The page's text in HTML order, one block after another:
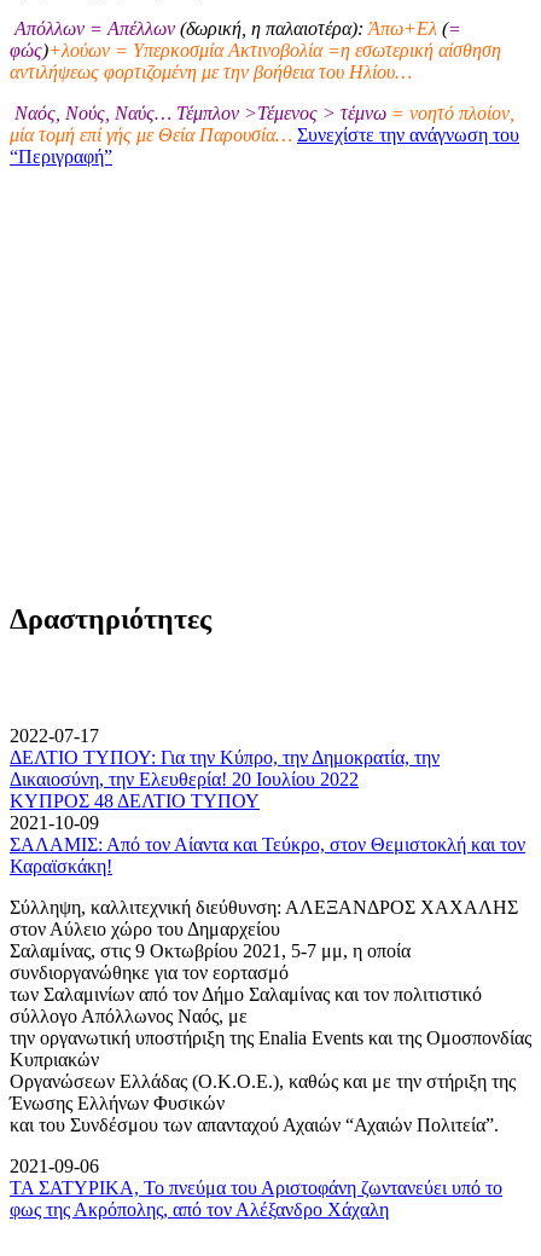
Απόλλων = Απέλλων (δωρική, η παλαιοτέρα): Άπω+Ελ (=
φώς)+λούων = Υπερκοσμία Ακτινοβολία =η εσωτερική αίσθηση
αντιλήψεως φορτιζομένη με την βοήθεια του Ηλίου…
Ναός, Νούς, Ναύς… Τέμπλον >Τέμενος > τέμνω = νοητό πλοίον,
μία τομή επί γής με Θεία Παρουσία… Συνεχίστε την ανάγνωση του
“Περιγραφή”
Δραστηριότητες
2022-07-17
ΔΕΛΤΙΟ ΤΥΠΟΥ: Για την Κύπρο, την Δημοκρατία, την
Δικαιοσύνη, την Ελευθερία! 20 Ιουλίου 2022
ΚΥΠΡΟΣ 48 ΔΕΛΤΙΟ ΤΥΠΟΥ
2021-10-09
ΣΑΛΑΜΙΣ: Από τον Αίαντα και Τεύκρο, στον Θεμιστοκλή και τον
Καραϊσκάκη!
Σύλληψη, καλλιτεχνική διεύθυνση: ΑΛΕΞΑΝΔΡΟΣ ΧΑΧΑΛΗΣ
στον Αύλειο χώρο του Δημαρχείου
Σαλαμίνας, στις 9 Οκτωβρίου 2021, 5-7 μμ, η οποία
συνδιοργανώθηκε για τον εορτασμό
των Σαλαμινίων από τον Δήμο Σαλαμίνας και τον πολιτιστικό
σύλλογο Απόλλωνος Ναός, με
την οργανωτική υποστήριξη της Enalia Events και της Ομοσπονδίας
Κυπριακών
Οργανώσεων Ελλάδας (Ο.Κ.Ο.Ε.), καθώς και με την στήριξη της
Ένωσης Ελλήνων Φυσικών
και του Συνδέσμου των απανταχού Αχαιών “Αχαιών Πολιτεία”.
2021-09-06
ΤΑ ΣΑΤΥΡΙΚΑ, Το πνεύμα του Αριστοφάνη ζωντανεύει υπό το
φως της Ακρόπολης, από τον Αλέξανδρο Χάχαλη